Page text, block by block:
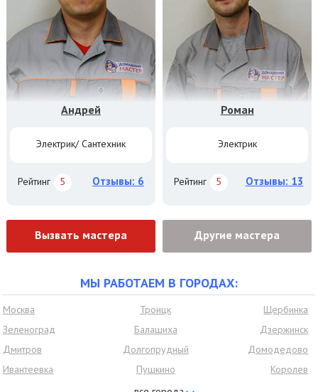
Андрей
Электрик/ Сантехник
Рейтинг 5 Отзывы: 6
Роман
Электрик
Рейтинг 5 Отзывы: 13
Вызвать мастера Другие мастера
МЫ РАБОТАЕМ В ГОРОДАХ:
Москва Троицк
Щербинка
Зеленоград
Балашиха
Дзержинск
Дмитров
Долгопрудный
Домодедово
Ивантеевка
Пушкино
Королев
Нахабино